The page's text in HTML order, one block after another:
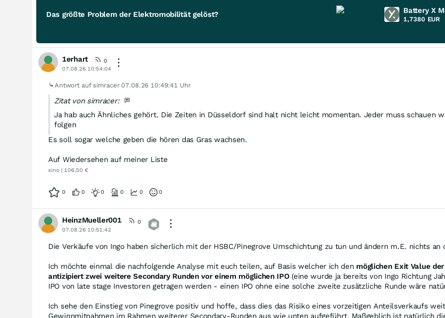
Das größte Problem der Elektromobilität gelöst? Battery X
1,7380 EUR
1erhart
0
07.08.26 10:54:04
Antwort auf simracer07.08.26 10:49:41 Uhr
Zitat von simracer:
Ja hab auch Ähnliches gehört. Die Zeiten in Düsseldorf sind halt nicht leicht momentan. Jeder muss schauen
folgen
Es soll sogar welche geben die hören das Gras wachsen.
Auf Wiedersehen auf meiner Liste
sino | 106,50 €
0 0 0 0 0 0
HeinzMueller001
0
07.08.26 10:51:42
Die Verkäufe von Ingo haben sicherlich mit der HSBC/Pinegrove Umschichtung zu tun und ändern m.E. nichts an
Ich möchte einmal die nachfolgende Analyse mit euch teilen, auf Basis welcher ich den möglichen Exit Value
antizipiert zwei weitere Secondary Runden vor einem möglichen IPO(eine wurde ja bereits von Ingo Richtung
IPO von late stage Investoren getragen werden - einen IPO ohne eine solche zweite zusätzliche Runde wäre
Ich sehe den Einstieg von Pinegrove positiv und hoffe, dass dies das Risiko eines vorzeitigen Anteilsverkaufs
Gewinnmitnahmen im Rahmen weiterer Secondary-Runden aus wie unten aufgeführt. Maßgeblich ist natürlich